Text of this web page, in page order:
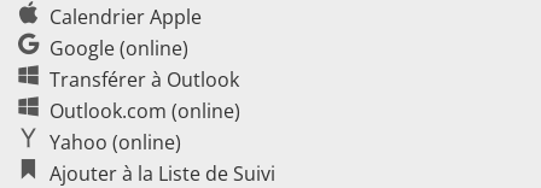
Calendrier Apple
Google (online)
Transférer à Outlook
Outlook.com (online)
Yahoo (online)
Ajouter à la Liste de Suivi